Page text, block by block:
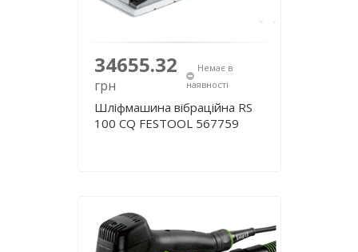
34655.32
грн
Немає в
наявності
Шліфмашина вібраційна RS
100 CQ FESTOOL 567759